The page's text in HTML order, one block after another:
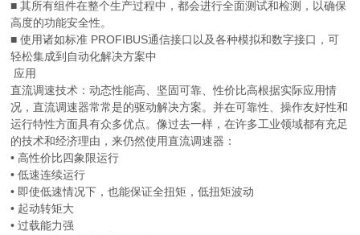
■ 其所有组件在整个生产过程中，都会进行全面测试和检测，以确保
高度的功能安全性。
■ 使用诸如标准 PROFIBUS通信接口以及各种模拟和数字接口，可
轻松集成到自动化解决方案中
应用
直流调速技术：动态性能高、坚固可靠、性价比高根据实际应用情
况，直流调速器常常是的驱动解决方案。并在可靠性、操作友好性和
运行特性方面具有众多优点。像过去一样，在许多工业领域都有充足
的技术和经济理由，来仍然使用直流调速器：
• 高性价比四象限运行
• 低速连续运行
• 即使低速情况下，也能保证全扭矩，低扭矩波动
• 起动转矩大
• 过载能力强